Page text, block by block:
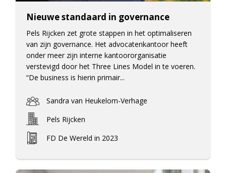
Nieuwe standaard in governance
Pels Rijcken zet grote stappen in het optimaliseren
van zijn governance. Het advocatenkantoor heeft
onder meer zijn interne kantoororganisatie
verstevigd door het Three Lines Model in te voeren.
“De business is hierin primair...
Sandra van Heukelom-Verhage
Pels Rijcken
FD De Wereld in 2023